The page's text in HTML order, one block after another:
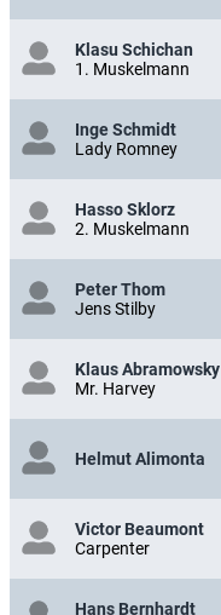
Klasu Schichan
1. Muskelmann
Inge Schmidt
Lady Romney
Hasso Sklorz
2. Muskelmann
Peter Thom
Jens Stilby
Klaus Abramowsky
Mr. Harvey
Helmut Alimonta
Victor Beaumont
Carpenter
Hans Bernhardt